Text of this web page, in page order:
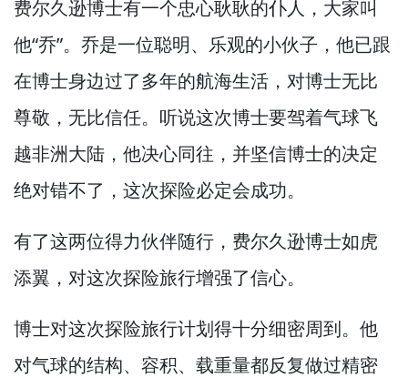
费尔久逊博士有一个忠心耿耿的仆人， 大家叫
他“乔”。 乔是一位聪明、乐观的小伙子， 他已跟
在博士身边过了多年的航海生活， 对博士无比
尊敬， 无比信任。 听说这次博士要驾着气球飞
越非洲大陆， 他决心同往， 并坚信博士的决定
绝对错不了， 这次探险必定会成功。
有了这两位得力伙伴随行， 费尔久逊博士如虎
添翼， 对这次探险旅行增强了信心。
博士对这次探险旅行计划得十分细密周到。 他
对气球的结构、容积、载重量都反复做过精密